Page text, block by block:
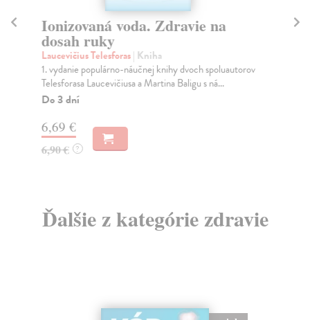
Ionizovaná voda. Zdravie na
dosah ruky
Laucevičius Telesforas| Kniha
1. vydanie populárno-náučnej knihy dvoch spoluautorov
Telesforasa Laucevičiusa a Martina Baligu s ná...
Do 3 dní
6,69 €
6,90 € ?
Ďalšie z kategórie zdravie